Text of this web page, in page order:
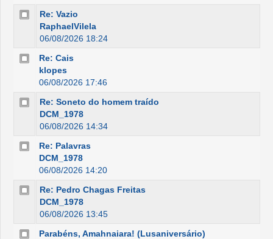
Re: Vazio
RaphaelVilela
06/08/2026 18:24
Re: Cais
klopes
06/08/2026 17:46
Re: Soneto do homem traído
DCM_1978
06/08/2026 14:34
Re: Palavras
DCM_1978
06/08/2026 14:20
Re: Pedro Chagas Freitas
DCM_1978
06/08/2026 13:45
Parabéns, Amahnaiara! (Lusaniversário)